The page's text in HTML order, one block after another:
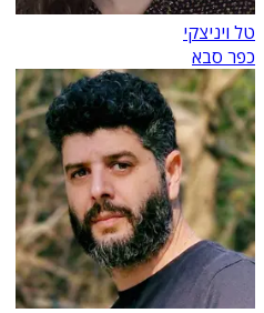
טל ויניצקי
כפר סבא